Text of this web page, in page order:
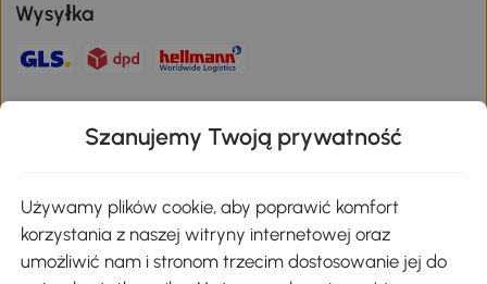
Wysyłka
Pobierz aplikację Aosom
Google Play
Szanujemy Twoją prywatność
Używamy plików cookie, aby poprawić komfort
korzystania z naszej witryny internetowej oraz
umożliwić nam i stronom trzecim dostosowanie jej do